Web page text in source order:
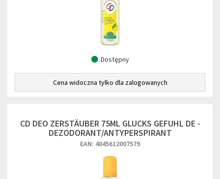
Dostępny
Cena widoczna tylko dla zalogowanych
CD DEO ZERSTÄUBER 75ML GLUCKS GEFUHL DE -
DEZODORANT/ANTYPERSPIRANT
EAN: 4045612007579